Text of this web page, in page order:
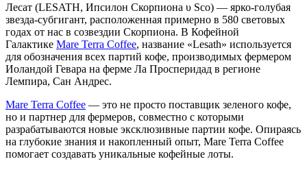
Лесат (LESATH, Ипсилон Скорпиона υ Sco) — ярко-голубая
звезда-субгигант, расположенная примерно в 580 световых
годах от нас в созвездии Скорпиона. В Кофейной
Галактике Mare Terra Coffee, название «Lesath» используется
для обозначения всех партий кофе, производимых фермером
Иоландой Гевара на ферме Ла Просперидад в регионе
Лемпира, Сан Андрес.
Mare Terra Coffee — это не просто поставщик зеленого кофе,
но и партнер для фермеров, совместно с которыми
разрабатываются новые эксклюзивные партии кофе. Опираясь
на глубокие знания и накопленный опыт, Mare Terra Coffee
помогает создавать уникальные кофейные лоты.